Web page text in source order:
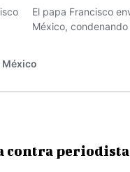
contra